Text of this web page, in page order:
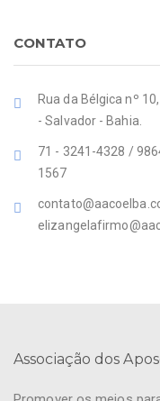
CONTATO
Rua da Bélgica nº
- Salvador - Bahia.
71 - 3241-4328 /
1567
Associação dos